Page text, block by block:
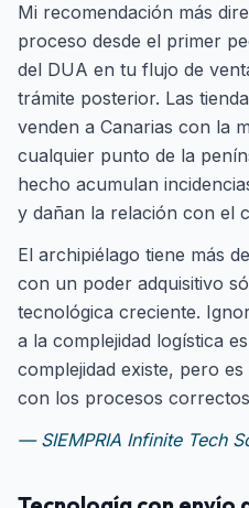
Mi recomendación más
proceso desde el primer
del DUA en tu flujo de
trámite posterior. Las
venden a Canarias con la
cualquier punto de la
hecho acumulan
y dañan la relación con el
El archipiélago tiene más
con un poder adquisitivo
tecnológica creciente.
a la complejidad logística
complejidad existe, pero
con los procesos
— SIEMPRIA Infinite Tech